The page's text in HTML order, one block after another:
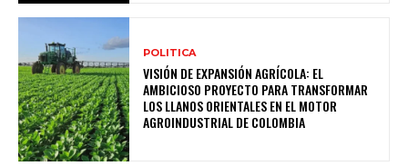
POLITICA
VISIÓN DE EXPANSIÓN AGRÍCOLA: EL
AMBICIOSO PROYECTO PARA TRANSFORMAR
LOS LLANOS ORIENTALES EN EL MOTOR
AGROINDUSTRIAL DE COLOMBIA